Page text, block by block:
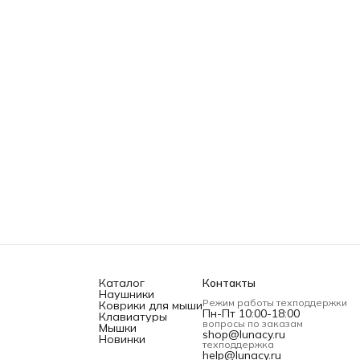
Каталог
Наушники
Коврики для мыши
Клавиатуры
Мышки
Новинки
Контакты
Режим работы техподдержки
Пн-Пт 10:00-18:00
вопросы по заказам
shop@lunacy.ru
техподдержка
help@lunacy.ru